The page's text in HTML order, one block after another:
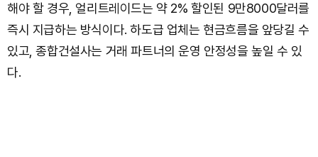
해야 할 경우, 얼리트레이드는 약 2% 할인된 9만8000달러를
즉시 지급하는 방식이다. 하도급 업체는 현금흐름을 앞당길 수
있고, 종합건설사는 거래 파트너의 운영 안정성을 높일 수 있
다.